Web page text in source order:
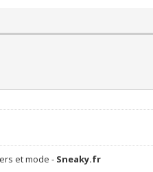
et mode - Sneaky.fr